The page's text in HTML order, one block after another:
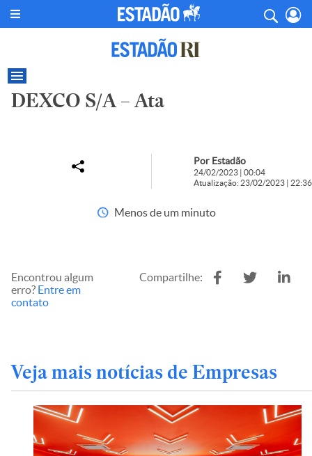
DEXCO S/A – Ata
Por Estadão
24/02/2023 | 00:04
Atualização: 23/02/2023 | 22:36
Menos de um minuto
Encontrou algum
erro? Entre em
contato
Compartilhe:
Veja mais notícias de Empresas